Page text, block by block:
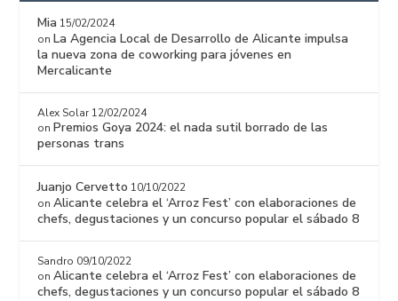
Mia 15/02/2024
on La Agencia Local de Desarrollo de Alicante impulsa
la nueva zona de coworking para jóvenes en
Mercalicante
Alex Solar 12/02/2024
on Premios Goya 2024: el nada sutil borrado de las
personas trans
Juanjo Cervetto 10/10/2022
onAlicante celebra el ‘Arroz Fest’ con elaboraciones de
chefs, degustaciones y un concurso popular el sábado 8
Sandro 09/10/2022
onAlicante celebra el ‘Arroz Fest’ con elaboraciones de
chefs, degustaciones y un concurso popular el sábado 8